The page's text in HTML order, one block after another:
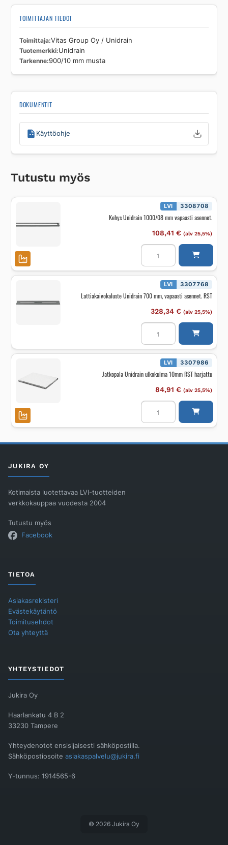
TOIMITTAJAN TIEDOT
Toimittaja Vitas Group Oy / Unidrain
Tuotemerkki Unidrain
Tarkenne 900/10 mm musta
DOKUMENTIT
Käyttöohje
Tutustu myös
LVI 3308708
Kehys Unidrain 1000/08 mm vapaasti asennet.
108,41 € (alv 25,5%)
Kehys
Unidrain
1000/08
mm
vapaasti
asennet.
määrä
LVI 3307768
Lattiakaivokaluste Unidrain 700 mm, vapaasti asennet. RST
328,34 € (alv 25,5%)
Lattiakaivokaluste
Unidrain
mm,
vapaasti
asennet.
määrä
LVI 3307986
Jatkopala Unidrain ulkokulma 10mm RST harjattu
84,91 € (alv 25,5%)
Jatkopala
Unidrain
ulkokulma
10mm
määrä
JUKIRA OY
Kotimaista luotettavaa LVI-tuotteiden
verkkokauppaa vuodesta 2004
Tutustu myös
Facebook
TIETOA
Asiakasrekisteri
Evästekäytäntö
Toimitusehdot
Ota yhteyttä
YHTEYSTIEDOT
Jukira Oy
Haarlankatu 4 B 2
33230 Tampere
Yhteydenotot ensisijaisesti sähköpostilla.
Sähköpostiosoite asiakaspalvelu@jukira.fi
Y-tunnus: 1914565-6
© 2026 Jukira Oy